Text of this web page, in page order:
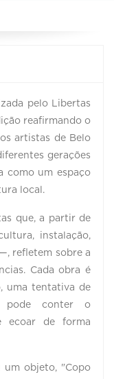
pelo Libertas
reafirmando o
artistas de Belo
gerações
como um espaço
local.
que, a partir de
instalação,
refletem sobre a
Cada obra é
uma tentativa de
pode conter o
ecoar de forma
um objeto, "Copo